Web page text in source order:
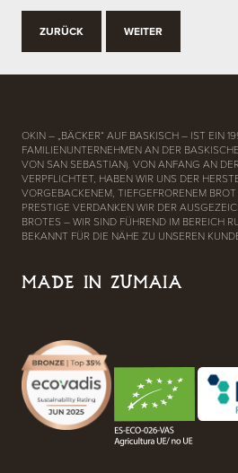
ZURÜCK WEITER
OKIN – „BÄCKER“ AUF BASKISCH – IST EIN
FAMILIENUNTERNEHMEN AN DER
VON SAN SEBASTIAN). VON ANFANG AN
VERPFLICHTET, HABEN WIR UNS DER
VORGEBACKENEM, TIEFGEFRORENEM
PRESTIGE VERDANKEN WIR DER
BROTES – WIR SIND FÜHREND IM BEREICH
BEKANNT FÜR DIE NÄHE ZU UNSEREN
MADE IN ZUMAIA